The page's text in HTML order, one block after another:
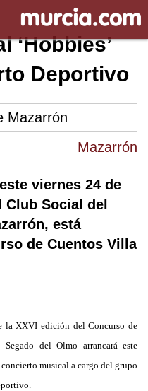
Mazarrón
‘Hobbies’
Deportivo
Mazarrón
viernes 24 de
Social del
está
de Cuentos Villa
la XXVI edición del Concurso de
del Olmo arrancará este
musical a cargo del grupo